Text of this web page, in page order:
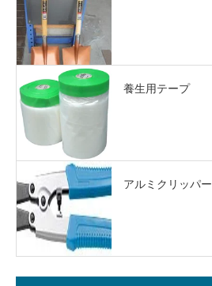
養生用テープ
アルミクリッパー